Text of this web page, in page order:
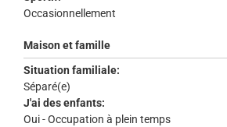
Occasionnellement
Maison et famille
Situation familiale:
Séparé(e)
J'ai des enfants:
Oui - Occupation à plein temps